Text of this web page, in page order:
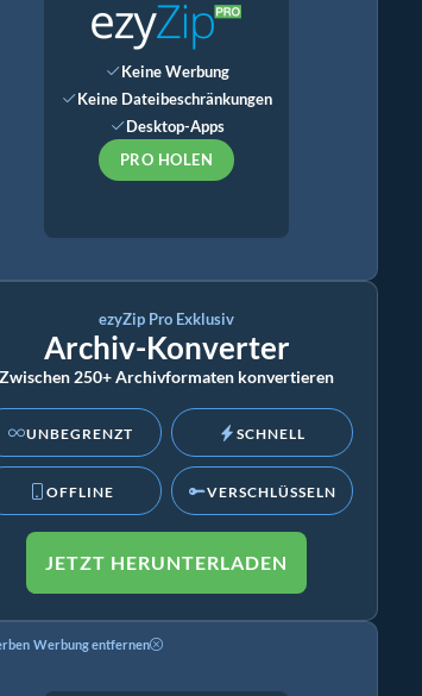
Keine Werbung
Keine Dateibeschränkungen
Desktop-Apps
PRO HOLEN
ezyZip Pro Exklusiv
Archiv-Konverter
Zwischen 250+ Archivformaten konvertieren
UNBEGRENZT SCHNELL
OFFLINE VERSCHLÜSSELN
JETZT HERUNTERLADEN
Werbung entfernen